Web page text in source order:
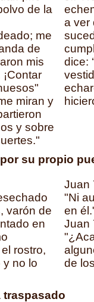
de la
me
de
mis
miran y
y sobre
a ver
dice:
su propio
varón de
en
rostro,
y no lo
Juan
"Ni
en
Juan
de
traspasado